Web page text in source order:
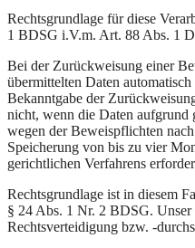
Rechtsgrundlage für diese
1 BDSG i.V.m. Art. 88 Abs. 1
Bei der Zurückweisung einer
übermittelten Daten
Bekanntgabe der
nicht, wenn die Daten aufgrund
wegen der Beweispflichten
Speicherung von bis zu vier
gerichtlichen Verfahrens
Rechtsgrundlage ist in diesem
§ 24 Abs. 1 Nr. 2 BDSG. Unser
Rechtsverteidigung bzw. -